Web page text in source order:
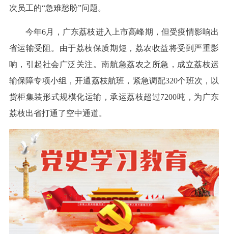
次员工的“急难愁盼”问题。
今年6月，广东荔枝进入上市高峰期，但受疫情影响出
省运输受阻。由于荔枝保质期短，荔农收益将受到严重影
响，引起社会广泛关注。南航急荔农之所急，成立荔枝运
输保障专项小组，开通荔枝航班，紧急调配320个班次，以
货柜集装形式规模化运输，承运荔枝超过7200吨，为广东
荔枝出省打通了空中通道。